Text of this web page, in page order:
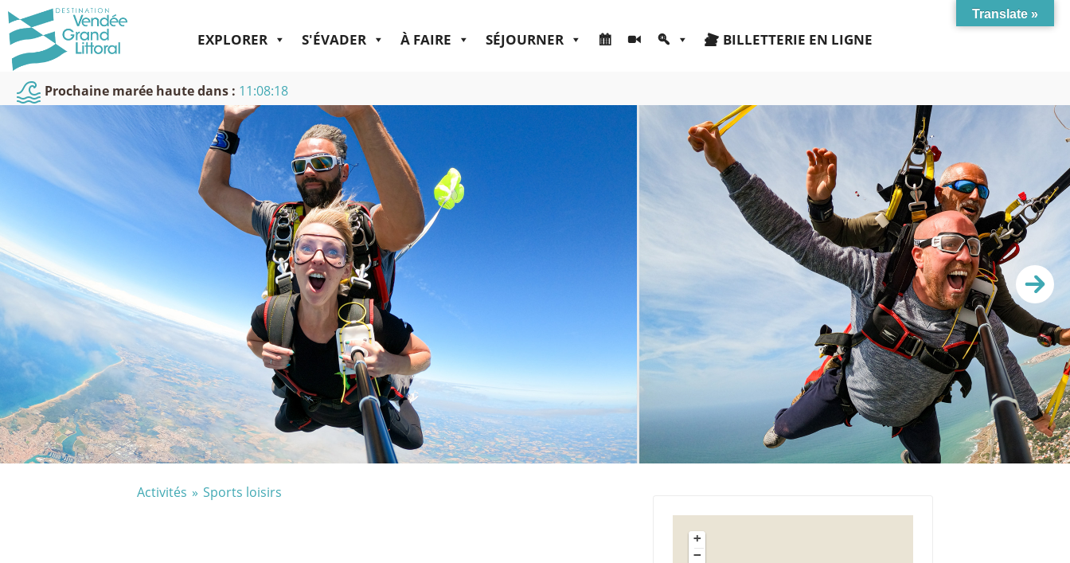
EXPLORER S'ÉVADER À FAIRE SÉJOURNER BILLETTERIE EN LIGNE
Prochaine marée haute dans : 11:08:18
Activités Sports loisirs
+
−
Translate »